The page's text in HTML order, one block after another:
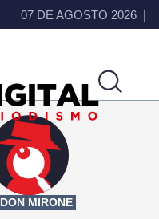
07 DE AGOSTO 2026
DON MIRONE